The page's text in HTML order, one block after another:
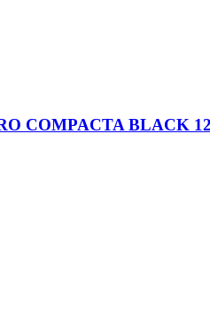
COMPACTA BLACK